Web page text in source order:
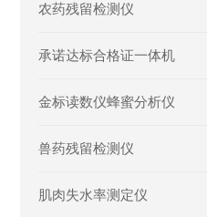
农药残留检测仪
承诺达标合格证一体机
金标读数仪蜂蜜分析仪
兽药残留检测仪
肌肉失水率测定仪